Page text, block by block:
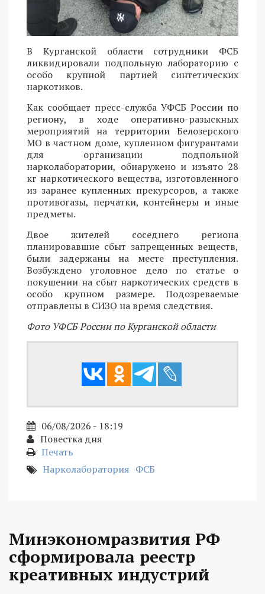
В Курганской области сотрудники ФСБ
ликвидировали подпольную лабораторию с
особо крупной партией синтетических
наркотиков.
Как сообщает пресс-служба УФСБ России по
региону, в ходе оперативно-разыскных
мероприятий на территории Белозерского
МО в частном доме, купленном фигурантами
для организации подпольной
нарколаборатории, обнаружено и изъято 28
кг наркотического вещества, изготовленного
из заранее купленных прекурсоров, а также
противогазы, перчатки, контейнеры и иные
предметы.
Двое жителей соседнего региона
планировавшие сбыт запрещенных веществ,
были задержаны на месте преступления.
Возбуждено уголовное дело по статье о
покушении на сбыт наркотических средств в
особо крупном размере. Подозреваемые
отправлены в СИЗО на время следствия.
Фото УФСБ России по Курганской области
06/08/2026 - 18:19
Повестка дня
Печать
Нарколаборатория ФСБ
Минэкономразвития РФ
сформировала реестр
креативных индустрий